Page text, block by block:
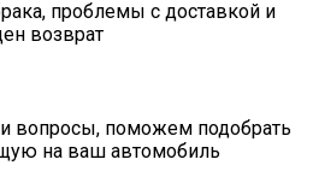
проблемы с доставкой и
возврат
вопросы, поможем подобрать
на ваш автомобиль